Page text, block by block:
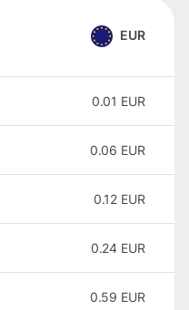
EUR
0.01 EUR
0.06 EUR
0.12 EUR
0.24 EUR
0.59 EUR